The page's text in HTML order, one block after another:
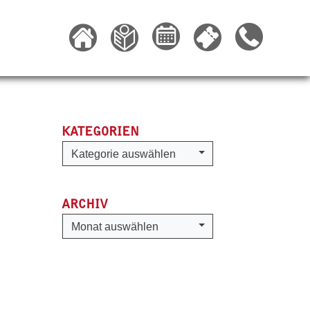
KATEGORIEN
Kategorien
Kategorie auswählen
ARCHIV
Archiv
Monat auswählen